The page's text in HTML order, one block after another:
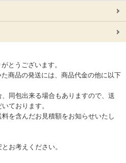
とうございます。
商品の発送には、商品代金の他に以下
同包出来る場合もありますので、送
ております。
を含んだお見積額をお知らせいたし
お考えください。